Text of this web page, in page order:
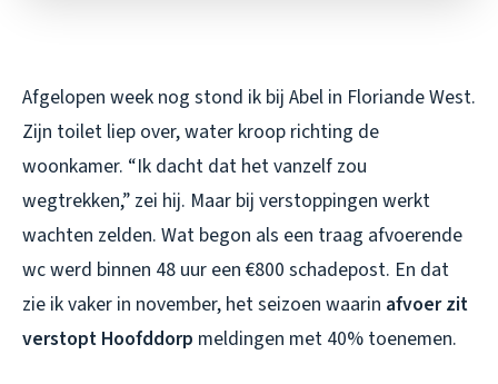
Afgelopen week nog stond ik bij Abel in Floriande West.
Zijn toilet liep over, water kroop richting de
woonkamer. “Ik dacht dat het vanzelf zou
wegtrekken,” zei hij. Maar bij verstoppingen werkt
wachten zelden. Wat begon als een traag afvoerende
wc werd binnen 48 uur een €800 schadepost. En dat
zie ik vaker in november, het seizoen waarin afvoer zit
verstopt Hoofddorp meldingen met 40% toenemen.